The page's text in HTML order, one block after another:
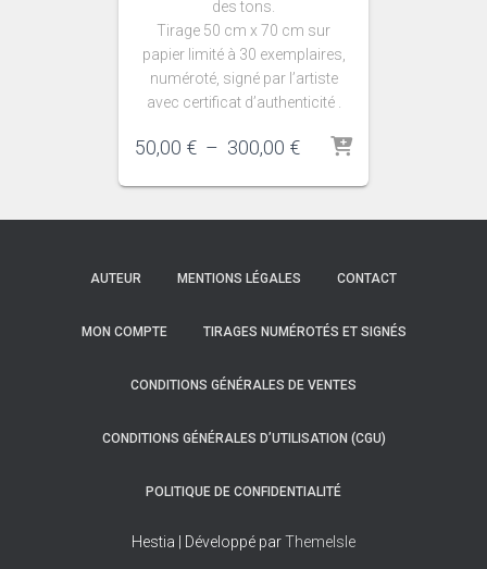
des tons.
Tirage 50 cm x 70 cm sur
papier limité à 30 exemplaires,
numéroté, signé par l’artiste
avec certificat d’authenticité .
50,00 € – 300,00 €Plage
prix :
50,00 €
AUTEUR MENTIONS LÉGALES CONTACT
MON COMPTE TIRAGES NUMÉROTÉS ET SIGNÉS
CONDITIONS GÉNÉRALES DE VENTES
CONDITIONS GÉNÉRALES D’UTILISATION (CGU)
POLITIQUE DE CONFIDENTIALITÉ
Hestia | Développé parThemeIsle